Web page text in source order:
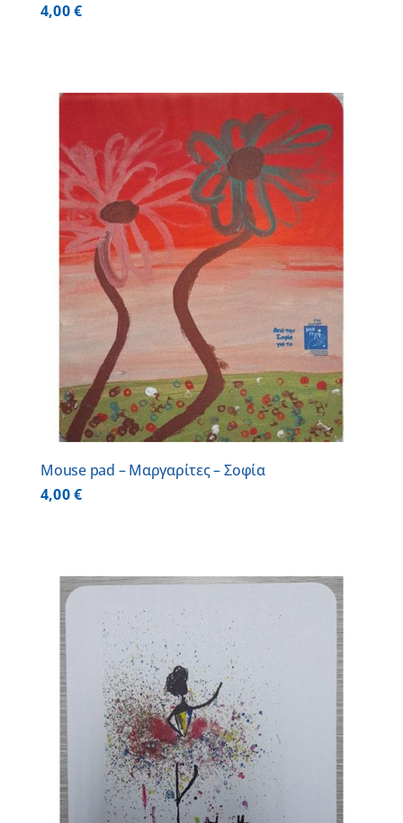
4,00€
Mouse pad – Μαργαρίτες – Σοφία
4,00€